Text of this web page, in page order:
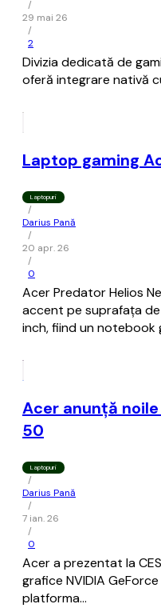
/
29 mai 26
/
2
Divizia dedicată de
oferă integrare nativă
Laptop gaming
Laptopuri
/
Darius Pană
/
20 apr. 26
/
0
Acer Predator Helios
accent pe suprafața
inch, fiind un notebook
Acer anunță
50
Laptopuri
/
Darius Pană
/
7 ian. 26
/
0
Acer a prezentat la
grafice NVIDIA
platforma…